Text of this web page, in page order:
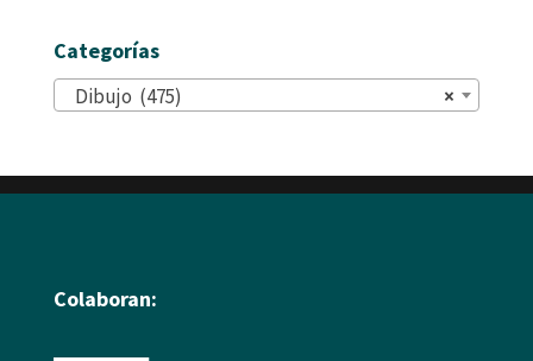
Categorías
×
Dibujo (475)
Colaboran: